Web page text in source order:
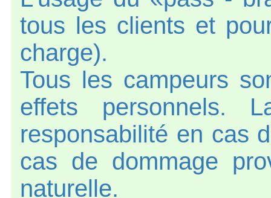
tous les clients et
charge).
Tous les campeurs
effets personnels.
responsabilité en cas
cas de dommage
naturelle.